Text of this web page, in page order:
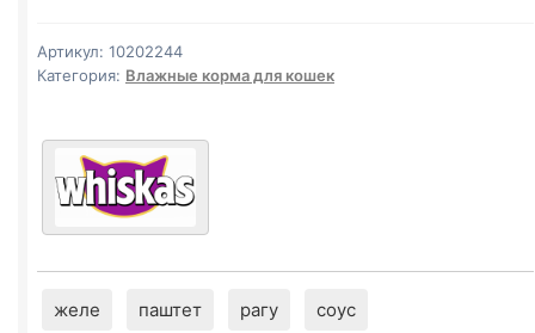
ОВОЩИ)
в
Артикул: 10202244
Категория: Влажные корма для кошек
желе паштет рагу соус